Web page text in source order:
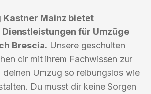
Kastner Mainz bietet
für Umzüge
Brescia. Unsere geschulten
dir mit ihrem Fachwissen zur
deinen Umzug so reibungslos wie
Du musst dir keine Sorgen